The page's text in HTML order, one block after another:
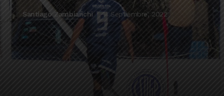
Santiago Zambianchi 14 Septiembre, 2022